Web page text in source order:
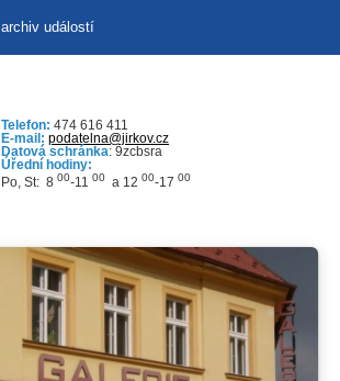
archiv událostí
Telefon: 474 616 411
E-mail: podatelna@jirkov.cz
Datová schránka: 9zcbsra
Úřední hodiny:
Po, St: 8 00-11 00 a 12 00-17 00